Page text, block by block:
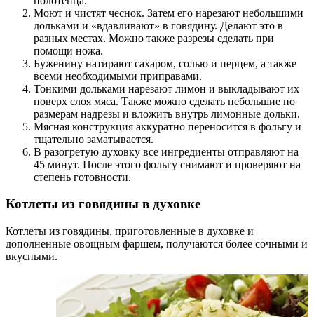
Моют и чистят чеснок. Затем его нарезают небольшими
дольками и «вдавливают» в говядину. Делают это в
разных местах. Можно также разрезы сделать при
помощи ножа.
Буженину натирают сахаром, солью и перцем, а также
всеми необходимыми приправами.
Тонкими дольками нарезают лимон и выкладывают их
поверх слоя мяса. Также можно сделать небольшие по
размерам надрезы и вложить внутрь лимонные дольки.
Мясная конструкция аккуратно переносится в фольгу и
тщательно заматывается.
В разогретую духовку все ингредиенты отправляют на
45 минут. После этого фольгу снимают и проверяют на
степень готовности.
Котлеты из говядины в духовке
Котлеты из говядины, приготовленные в духовке и
дополненные овощным фаршем, получаются более сочными и
вкусными.